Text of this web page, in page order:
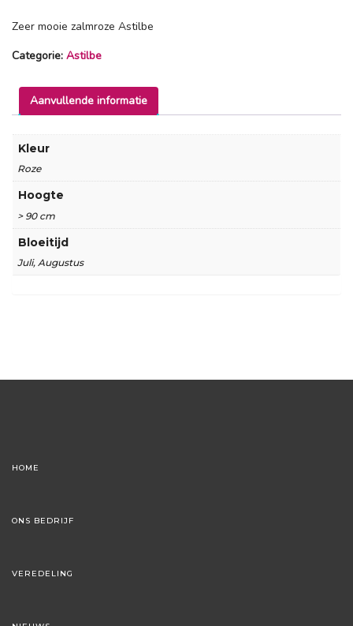
Zeer mooie zalmroze Astilbe
Categorie: Astilbe
Aanvullende informatie
Kleur
Roze
Hoogte
> 90 cm
Bloeitijd
Juli, Augustus
HOME
ONS BEDRIJF
VEREDELING